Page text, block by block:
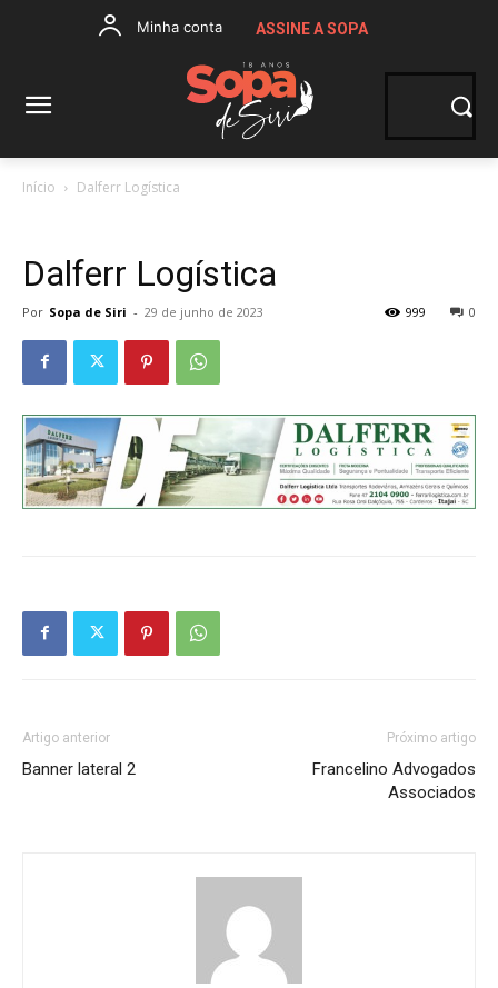
Minha conta ASSINE A SOPA
Início Dalferr Logística
Dalferr Logística
Por Sopa de Siri - 29 de junho de 2023 0
999
Artigo anterior
Banner lateral 2
Próximo artigo
Francelino Advogados
Associados